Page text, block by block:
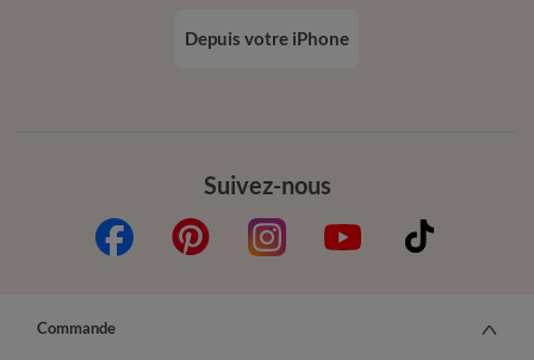
Suivez-nous
Depuis votre iPhone
Commande